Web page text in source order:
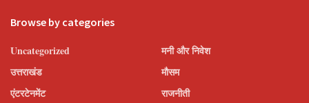
Browse by categories
Uncategorized
उत्तराखंड
एंटरटेनमेंट
मनी और निवेश
मौसम
राजनीती